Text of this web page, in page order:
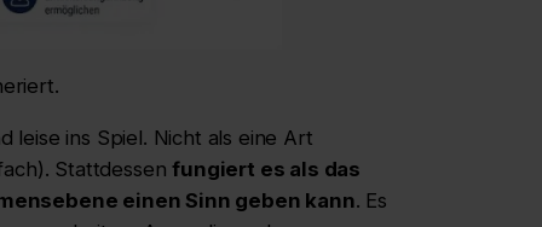
leise ins Spiel. Nicht als eine Art
Stattdessenfungiert es als das
einen Sinn geben kann. Es